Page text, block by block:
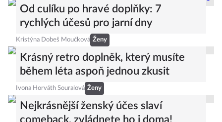
Od culíku po hravé doplňky: 7
rychlých účesů pro jarní dny
Kristýna Dobeš Moučková Ženy
Krásný retro doplněk, který musíte
během léta aspoň jednou zkusit
Ivona Horváth Souralová Ženy
Nejkrásnější ženský účes slaví
comeback, zvládnete ho i doma!